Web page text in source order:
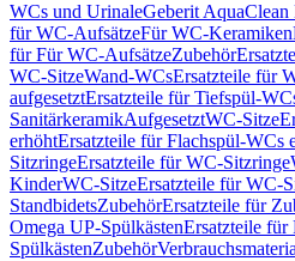
WCs und UrinaleGeberit
für WC-AufsätzeFür WC-Keramiken
für Für WC-AufsätzeZubehör
WC-SitzeWand-WCsErsatzteile für
aufgesetztErsatzteile für Tiefspül-
SanitärkeramikAufgesetztWC-Sitze
erhöhtErsatzteile für Flachspül-WCs
SitzringeErsatzteile für WC-Sitzringe
KinderWC-SitzeErsatzteile für WC-
StandbidetsZubehörErsatzteile für
Omega UP-SpülkästenErsatzteile für
SpülkästenZubehör